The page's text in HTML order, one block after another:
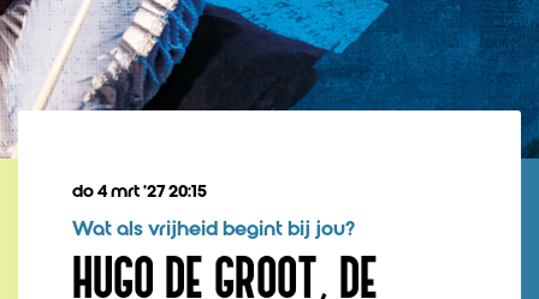
HUGO DE GROOT, DE
Wat als vrijheid begint bij jou?
do 4 mrt ’2720:15